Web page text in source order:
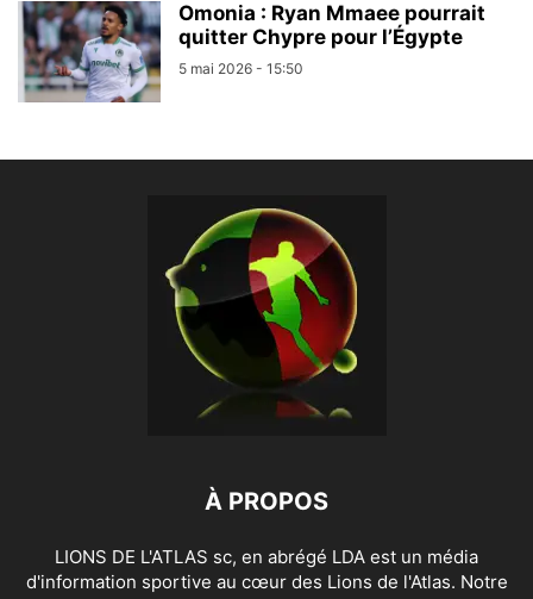
Omonia : Ryan Mmaee pourrait
quitter Chypre pour l’Égypte
5 mai 2026 - 15:50
À PROPOS
LIONS DE L'ATLAS sc, en abrégé LDA est un média
d'information sportive au cœur des Lions de l'Atlas. Notre